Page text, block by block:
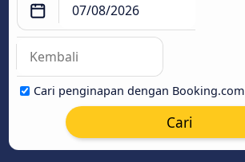
Cari penginapan dengan Booking.com
Cari